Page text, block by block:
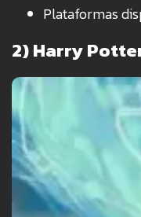
Plataformas
2) Harry